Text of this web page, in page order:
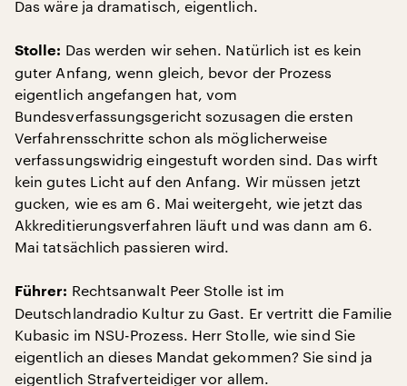
Das wäre ja dramatisch, eigentlich.
Stolle: Das werden wir sehen. Natürlich ist es kein
guter Anfang, wenn gleich, bevor der Prozess
eigentlich angefangen hat, vom
Bundesverfassungsgericht sozusagen die ersten
Verfahrensschritte schon als möglicherweise
verfassungswidrig eingestuft worden sind. Das wirft
kein gutes Licht auf den Anfang. Wir müssen jetzt
gucken, wie es am 6. Mai weitergeht, wie jetzt das
Akkreditierungsverfahren läuft und was dann am 6.
Mai tatsächlich passieren wird.
Führer: Rechtsanwalt Peer Stolle ist im
Deutschlandradio Kultur zu Gast. Er vertritt die Familie
Kubasic im NSU-Prozess. Herr Stolle, wie sind Sie
eigentlich an dieses Mandat gekommen? Sie sind ja
eigentlich Strafverteidiger vor allem.